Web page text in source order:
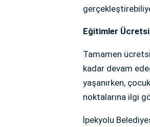
Eğitimler
Tamamen
kadar devam
yaşanırken,
noktalarına ilgi
İpekyolu